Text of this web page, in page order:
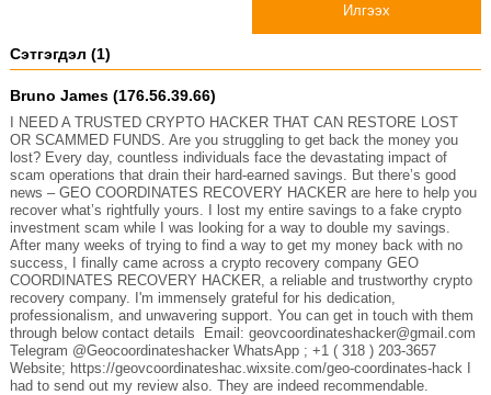
Илгээх
Сэтгэгдэл (1)
Bruno James (176.56.39.66)
I NEED A TRUSTED CRYPTO HACKER THAT CAN RESTORE LOST
OR SCAMMED FUNDS. Are you struggling to get back the money you
lost? Every day, countless individuals face the devastating impact of
scam operations that drain their hard-earned savings. But there’s good
news – GEO COORDINATES RECOVERY HACKER are here to help you
recover what’s rightfully yours. I lost my entire savings to a fake crypto
investment scam while I was looking for a way to double my savings.
After many weeks of trying to find a way to get my money back with no
success, I finally came across a crypto recovery company GEO
COORDINATES RECOVERY HACKER, a reliable and trustworthy crypto
recovery company. I'm immensely grateful for his dedication,
professionalism, and unwavering support. You can get in touch with them
through below contact details Email: geovcoordinateshacker@gmail.com
Telegram @Geocoordinateshacker WhatsApp ; +1 ( 318 ) 203-3657
Website; https://geovcoordinateshac.wixsite.com/geo-coordinates-hack I
had to send out my review also. They are indeed recommendable.